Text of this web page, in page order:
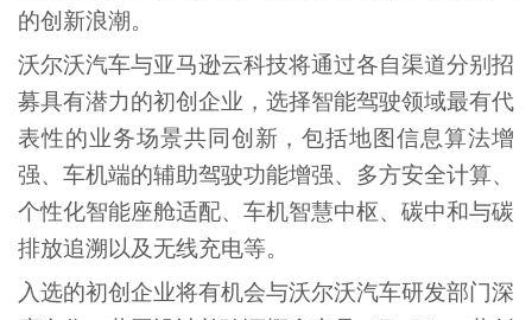
的创新浪潮。
沃尔沃汽车与亚马逊云科技将通过各自渠道分别招
募具有潜力的初创企业，选择智能驾驶领域最有代
表性的业务场景共同创新，包括地图信息算法增
强、车机端的辅助驾驶功能增强、多方安全计算、
个性化智能座舱适配、车机智慧中枢、碳中和与碳
排放追溯以及无线充电等。
入选的初创企业将有机会与沃尔沃汽车研发部门深